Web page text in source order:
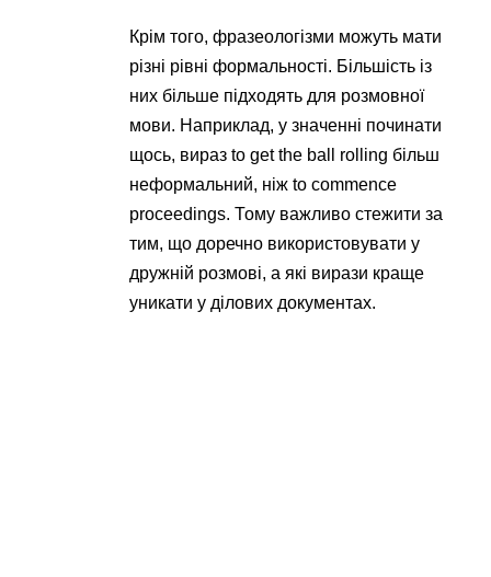
Крім того, фразеологізми можуть мати
різні рівні формальності. Більшість із
них більше підходять для розмовної
мови. Наприклад, у значенні починати
щось, вираз to get the ball rolling більш
неформальний, ніж to commence
proceedings. Тому важливо стежити за
тим, що доречно використовувати у
дружній розмові, а які вирази краще
уникати у ділових документах.